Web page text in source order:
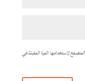
لاستخدامها المرة المقبلة في